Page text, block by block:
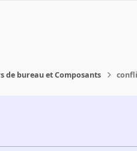
de bureau et Composants